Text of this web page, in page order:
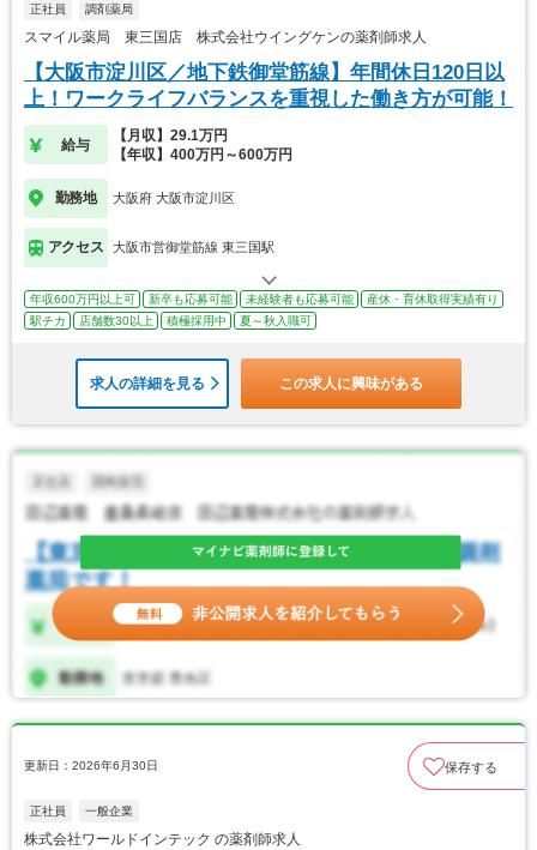
正社員 調剤薬局
スマイル薬局 東三国店 株式会社ウイングケンの薬剤師求人
【大阪市淀川区／地下鉄御堂筋線】年間休日120日以
上！ワークライフバランスを重視した働き方が可能！
給与
【月収】29.1万円
【年収】400万円～600万円
勤務地 大阪府 大阪市淀川区
アクセス 大阪市営御堂筋線 東三国駅
年収600万円以上可 新卒も応募可能 未経験者も応募可能
産休・育休取得実績有り
駅チカ
店舗数30以上 積極採用中 夏～秋入職可
求人の詳細を見る この求人に興味がある
更新日：2026年6月30日 保存する
正社員 一般企業
株式会社ワールドインテック の薬剤師求人